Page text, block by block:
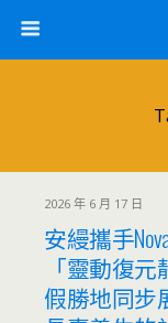
2026 年 6 月 17 日
安縵攜手
「靈動復
假勝地同步